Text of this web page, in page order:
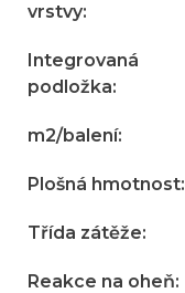
vrstvy:
Integrovaná
podložka:
m2/balení:
Plošná hmotnost:
Třída zátěže:
Reakce na oheň: